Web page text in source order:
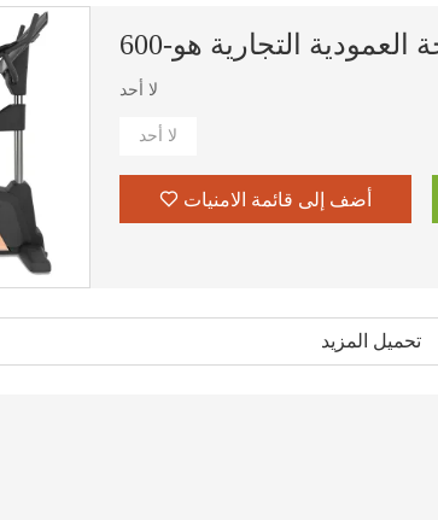
العمودية التجارية هو-600
لا أحد
لا أحد
أضف إلى قائمة الامنيات
تحميل المزيد